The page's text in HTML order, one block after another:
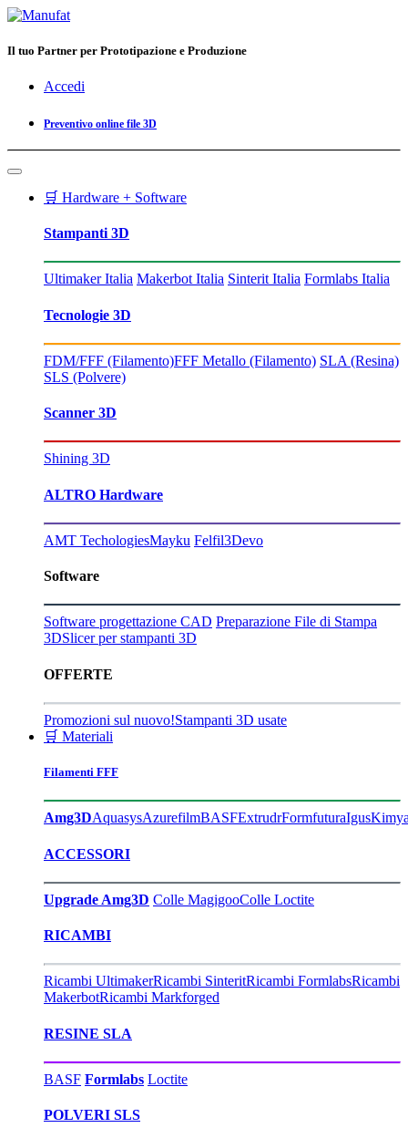
Il tuo Partner per Prototipazione e Produzione
Accedi
Preventivo online file 3D
🛒 Hardware + Software
Stampanti 3D
Ultimaker Italia Makerbot Italia Sinterit Italia Formlabs Italia
Tecnologie 3D
FDM/FFF (Filamento)FFF Metallo (Filamento) SLA (Resina)
SLS (Polvere)
Scanner 3D
Shining 3D
ALTRO Hardware
AMT TechologiesMayku Felfil3Devo
Software
Software progettazione CAD Preparazione File di Stampa
3DSlicer per stampanti 3D
OFFERTE
Promozioni sul nuovo!Stampanti 3D usate
🛒 Materiali
Filamenti FFF
Amg3DAquasysAzurefilmBASFExtrudrFormfuturaIgus
ACCESSORI
Upgrade Amg3D Colle MagigooColle Loctite
RICAMBI
Ricambi UltimakerRicambi SinteritRicambi FormlabsRicambi
MakerbotRicambi Markforged
RESINE SLA
BASF Formlabs Loctite
POLVERI SLS